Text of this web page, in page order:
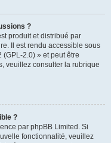
?
produit et distribué par
Il est rendu accessible sous
2.0) » et peut être
veuillez consulter la rubrique
?
par phpBB Limited. Si
fonctionnalité, veuillez